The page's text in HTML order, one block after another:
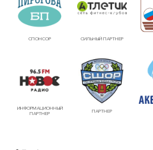
СПОНСОР СИЛЬНЫЙ ПАРТНЕР
ИНФОРМАЦИОННЫЙ
ПАРТНЕР
ПАРТНЕР